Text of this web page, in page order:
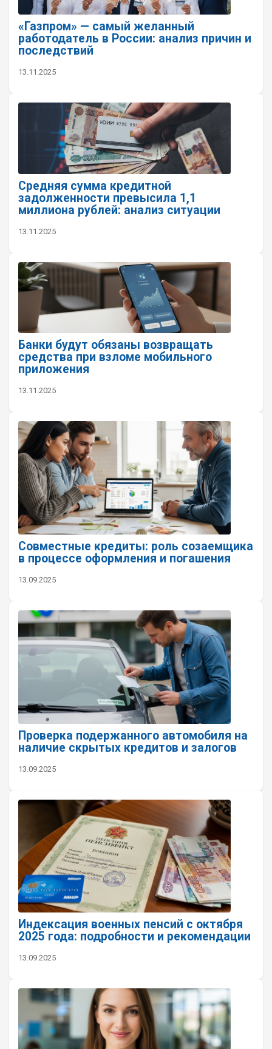
«Газпром» — самый желанный
работодатель в России: анализ причин и
последствий
13.11.2025
Средняя сумма кредитной
задолженности превысила 1,1
миллиона рублей: анализ ситуации
13.11.2025
Банки будут обязаны возвращать
средства при взломе мобильного
приложения
13.11.2025
Совместные кредиты: роль созаемщика
в процессе оформления и погашения
13.09.2025
Проверка подержанного автомобиля на
наличие скрытых кредитов и залогов
13.09.2025
Индексация военных пенсий с октября
2025 года: подробности и рекомендации
13.09.2025